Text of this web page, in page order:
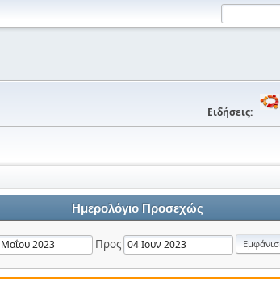
Ειδήσεις:
Ημερολόγιο Προσεχώς
Προς